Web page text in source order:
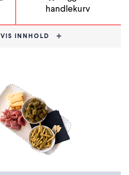
handlekurv
VIS INNHOLD